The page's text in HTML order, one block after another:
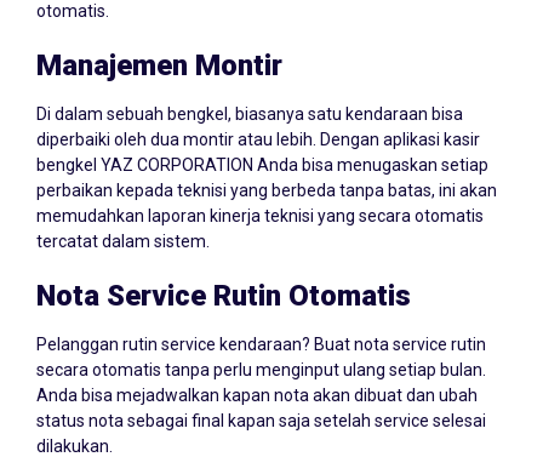
otomatis.
Manajemen Montir
Di dalam sebuah bengkel, biasanya satu kendaraan bisa
diperbaiki oleh dua montir atau lebih. Dengan aplikasi kasir
bengkel YAZ CORPORATION Anda bisa menugaskan setiap
perbaikan kepada teknisi yang berbeda tanpa batas, ini akan
memudahkan laporan kinerja teknisi yang secara otomatis
tercatat dalam sistem.
Nota Service Rutin Otomatis
Pelanggan rutin service kendaraan? Buat nota service rutin
secara otomatis tanpa perlu menginput ulang setiap bulan.
Anda bisa mejadwalkan kapan nota akan dibuat dan ubah
status nota sebagai final kapan saja setelah service selesai
dilakukan.